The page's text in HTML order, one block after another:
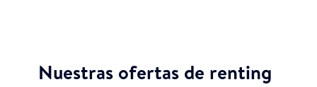
Nuestras ofertas de renting